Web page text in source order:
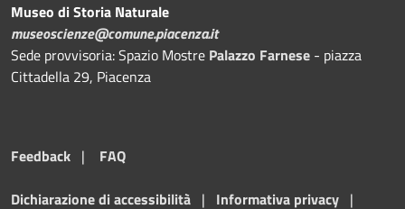
Museo di Storia Naturale
museoscienze@comune.piacenza.it
Sede provvisoria: Spazio Mostre Palazzo Farnese - piazza
Cittadella 29, Piacenza
Feedback | FAQ
Dichiarazione di accessibilità | Informativa privacy |